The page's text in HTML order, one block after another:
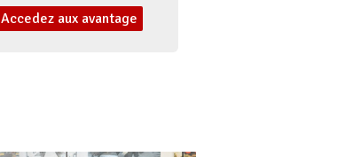
Accedez aux avantage